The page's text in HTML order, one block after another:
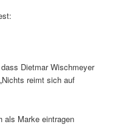
Dietmar Wischmeyer
reimt sich auf
als Marke eintragen